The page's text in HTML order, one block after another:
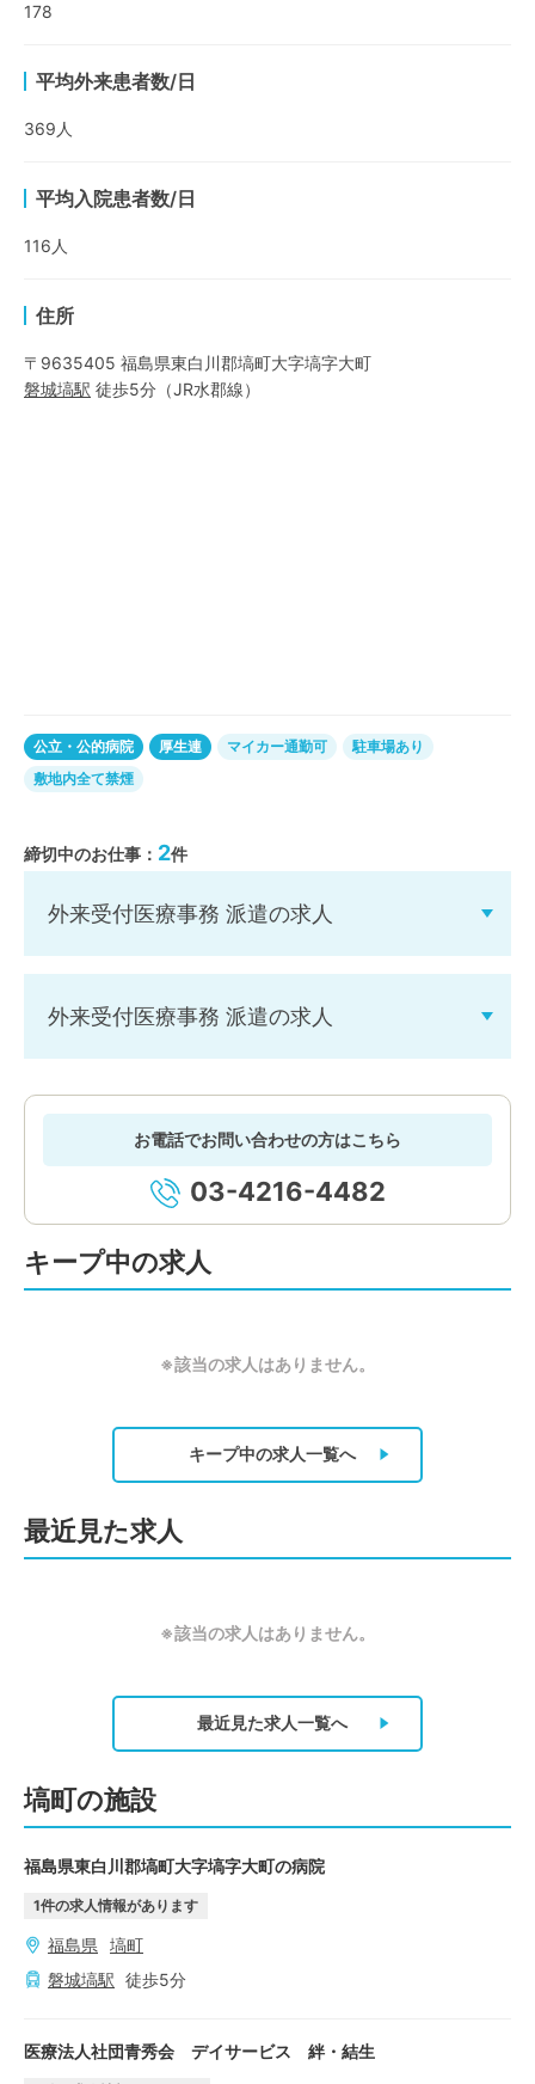
178
平均外来患者数/日
369 人
平均入院患者数/日
116 人
住所
〒9635405 福島県東白川郡塙町大字塙字大町
磐城塙駅 徒歩5分 （JR水郡線）
公立・公的病院 厚生連 マイカー通勤可
駐車場あり
敷地内全て禁煙
締切中のお仕事： 2件
外来受付医療事務 派遣の求人
外来受付医療事務 派遣の求人
お電話でお問い合わせの方はこちら
03-4216-4482
キープ中の求人
※該当の求人はありません。
キープ中の求人一覧へ
最近見た求人
※該当の求人はありません。
最近見た求人一覧へ
塙町の施設
福島県東白川郡塙町大字塙字大町の病院
1件の求人情報があります
福島県
塙町
磐城塙駅 徒歩5分
医療法人社団青秀会 デイサービス 絆・結生